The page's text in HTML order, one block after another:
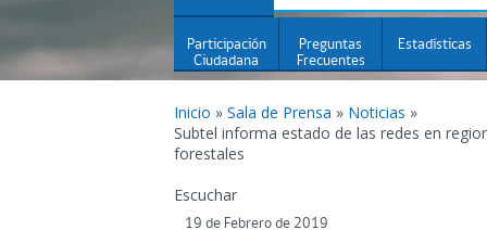
Participación
Ciudadana
Preguntas
Frecuentes
Estadísticas
Inicio » Sala de Prensa » Noticias »
Subtel informa estado de las redes en
forestales
Escuchar
19 de Febrero de 2019